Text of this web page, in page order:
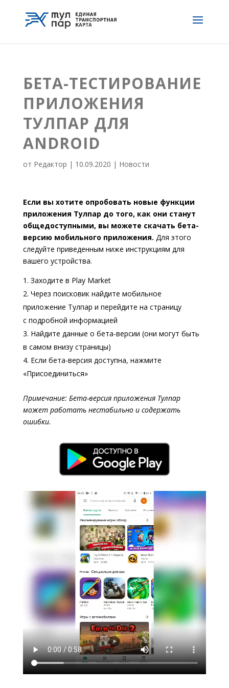
БЕТА-ТЕСТИРОВАНИЕ
ПРИЛОЖЕНИЯ
ТУЛПАР ДЛЯ
ANDROID
от Редактор | 10.09.2020 | Новости
Если вы хотите опробовать новые функции
приложения Тулпар до того, как они станут
общедоступными, вы можете скачать бета-
версию мобильного приложения. Для этого
следуйте приведенным ниже инструкциям для
вашего устройства.
Заходите в Play Market
Через поисковик найдите мобильное
приложение Тулпар и перейдите на страницу
с подробной информацией
Найдите данные о бета-версии (они могут быть
в самом внизу страницы)
Если бета-версия доступна, нажмите
«Присоединиться»
Примечание: Бета-версия приложения Тулпар
может работать нестабильно и содержать
ошибки.